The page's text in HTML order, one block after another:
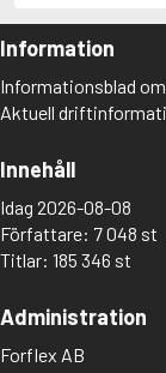
Information
Informationsblad
Aktuell
Innehåll
Idag 2026-08-08
Författare: 7 048 st
Titlar: 185 346 st
Administration
Forflex AB